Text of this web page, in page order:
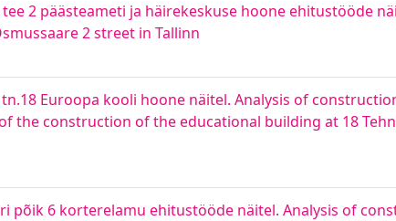
2 päästeameti ja häirekeskuse hoone ehitustööde
2 street in Tallinn
Euroopa kooli hoone näitel. Analysis of
the construction of the educational building at 18
põik 6 korterelamu ehitustööde näitel. Analysis of